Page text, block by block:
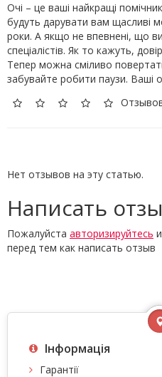
Очі – це ваші найкращі
будуть дарувати вам щасливі
роки. А якщо не впевнені, що
спеціалістів. Як то кажуть,
Тепер можна сміливо
забувайте робити паузи. Ваші
Нет отзывов на эту статью.
Написать
Пожалуйста авторизируйтесь
перед тем как написать отзыв
Інформація
Гарантії